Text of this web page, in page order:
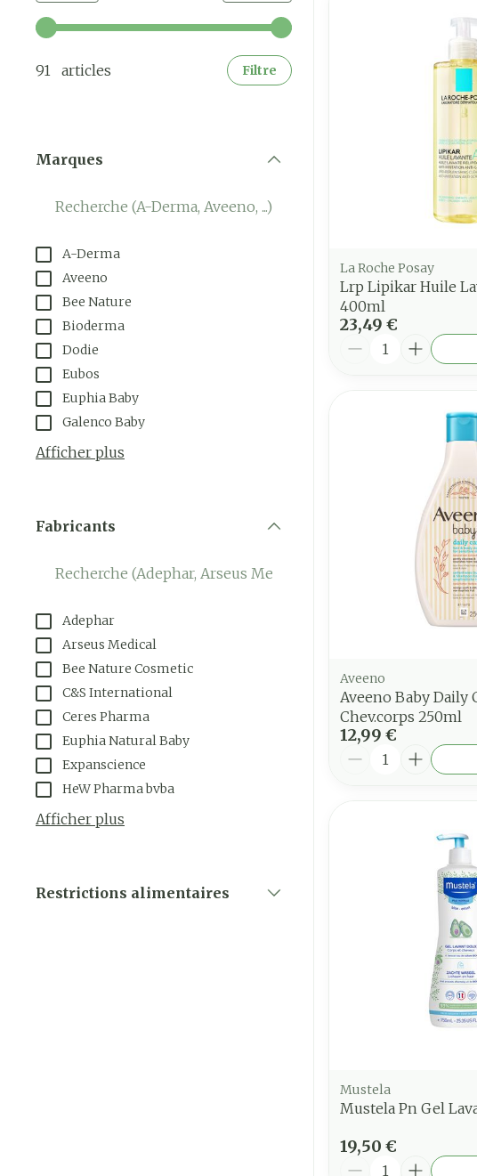
Utilisez les touches fléchées gauche et droite pour ajuster les
91 articles Filtre
Marques
A-Derma
Aveeno
Bee Nature
Bioderma
Dodie
Eubos
Euphia Baby
Galenco Baby
Afficher plus
Fabricants
Adephar
Arseus Medical
Bee Nature Cosmetic
C&S International
Ceres Pharma
Euphia Natural Baby
Expanscience
HeW Pharma bvba
Afficher plus
Restrictions alimentaires
La Roche Posay
Lrp Lipikar Huile
400ml
23,49 €
Quantité
Aveeno
Aveeno Baby Daily
Chev.corps 250ml
12,99 €
Quantité
Mustela
Mustela Pn Gel
19,50 €
Quantité